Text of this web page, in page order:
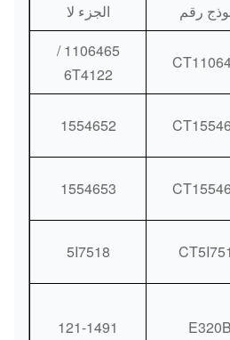
رقم
الجزء لا
1106465 /
6T4122
1554652
1554653
5I7518
E320B
121-1491